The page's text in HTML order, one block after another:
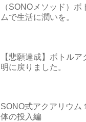
（SONOメソッド）ボ
ムで生活に潤いを。
【悲願達成】ボトル
明に戻りました。
SONO式アクアリウ
体の投入編